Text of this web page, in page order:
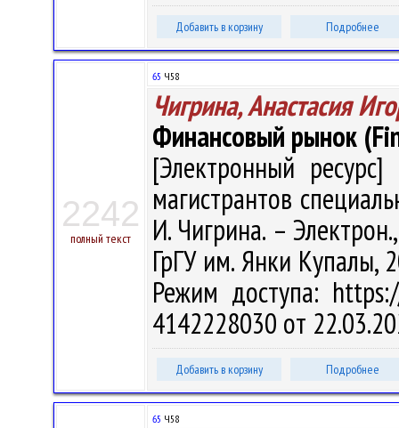
Добавить в корзину Подробнее
2242
полный текст
65 Ч58
Чигрина, Анастасия
Финансовый рынок
[Электронный
магистрантов
И. Чигрина. –
ГрГУ им. Янки Купалы,
Режим доступа:
4142228030 от
Добавить в корзину Подробнее
65 Ч58